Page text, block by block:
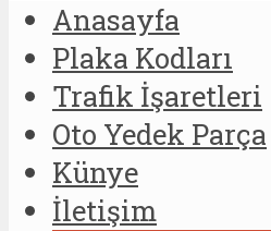
Anasayfa
Plaka Kodları
Trafik İşaretleri
Oto Yedek Parça
Künye
İletişim